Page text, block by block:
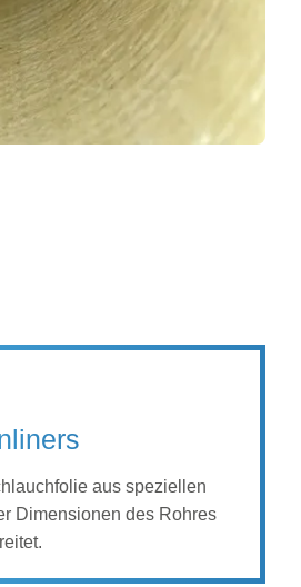
aus speziellen
Dimensionen des Rohres